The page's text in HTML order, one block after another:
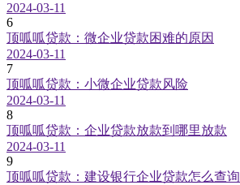
2024-03-11
6
顶呱呱贷款：微企业贷款困难的原因
2024-03-11
7
顶呱呱贷款：小微企业贷款风险
2024-03-11
8
顶呱呱贷款：企业贷款放款到哪里放款
2024-03-11
9
顶呱呱贷款：建设银行企业贷款怎么查询